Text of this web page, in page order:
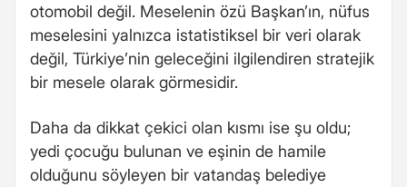
otomobil değil. Meselenin özü Başkan’ın, nüfus
meselesini yalnızca istatistiksel bir veri olarak
değil, Türkiye’nin geleceğini ilgilendiren stratejik
bir mesele olarak görmesidir.
Daha da dikkat çekici olan kısmı ise şu oldu;
yedi çocuğu bulunan ve eşinin de hamile
olduğunu söyleyen bir vatandaş belediye